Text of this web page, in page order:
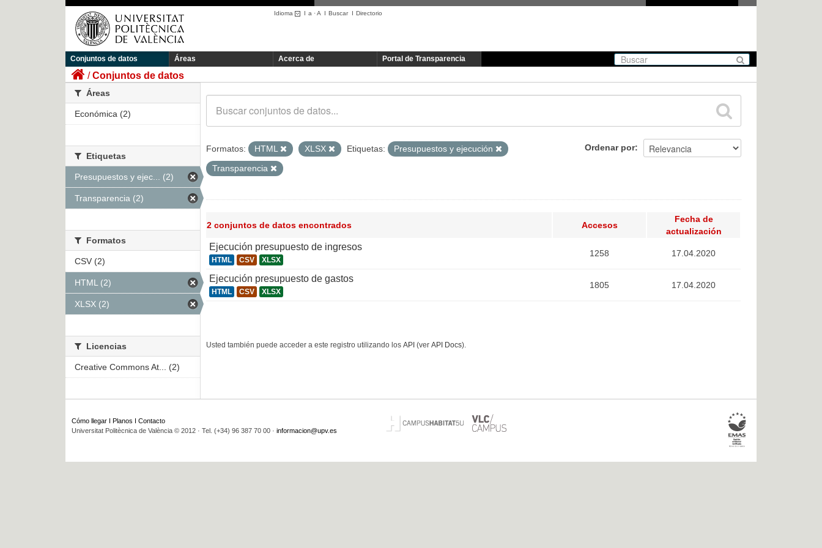
Idioma I a ·A I BuscarI Directorio
Conjuntos de datos Áreas Acerca de Portal de Transparencia
Conjuntos de datos
Ordenar por
Formatos: HTML XLSX Etiquetas:
Presupuestos y ejecución
Transparencia
2 conjuntos de datos encontrados Accesos
Fecha de
actualización
Ejecución presupuesto de ingresos
HTML CSV XLSX
1258 17.04.2020
Ejecución presupuesto de gastos
HTML CSV XLSX
1805 17.04.2020
Usted también puede acceder a este registro utilizando los API (ver API Docs).
Áreas
Económica (2)
Etiquetas
Presupuestos y ejec... (2)
Transparencia (2)
Formatos
CSV (2)
HTML (2)
XLSX (2)
Licencias
Creative Commons At... (2)
Cómo llegar Planos
Contacto
Universitat Politècnica de València © 2012 · Tel. (+34) 96 387 70 00 · informacion@upv.es